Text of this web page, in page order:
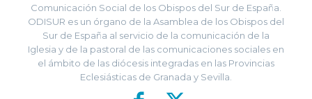
Comunicación Social de los Obispos del Sur de España.
ODISUR es un órgano de la Asamblea de los Obispos del
Sur de España al servicio de la comunicación de la
Iglesia y de la pastoral de las comunicaciones sociales en
el ámbito de las diócesis integradas en las Provincias
Eclesiásticas de Granada y Sevilla.